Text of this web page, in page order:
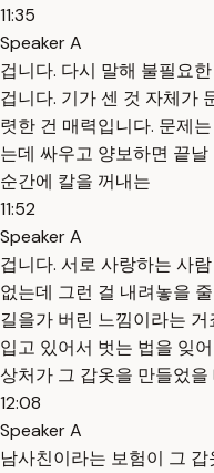
11:35
Speaker A
겁니다. 다시 말해 불필요
겁니다. 기가 센 것 자체가
렷한 건 매력입니다. 문제
는데 싸우고 양보하면 끝
순간에 칼을 꺼내는
11:52
Speaker A
겁니다. 서로 사랑하는 사
없는데 그런 걸 내려놓을
길을가 버린 느낌이라는
입고 있어서 벗는 법을 잊
상처가 그 갑옷을 만들었을
12:08
Speaker A
남사친이라는 보험이 그